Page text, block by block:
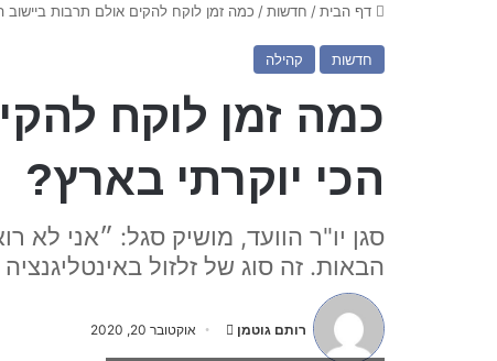
דף הבית/ חדשות/ כמה זמן לוקח להקים אולם תרבות ביישוב
חדשות קהילה
כמה זמן לוקח
הכי יוקרתי בארץ?
סגן יו"ר הוועד, מושיק סגל: ״אני
הבאות. זה סוג של זלזול
רותם גוטמן אוקטובר 20, 2020